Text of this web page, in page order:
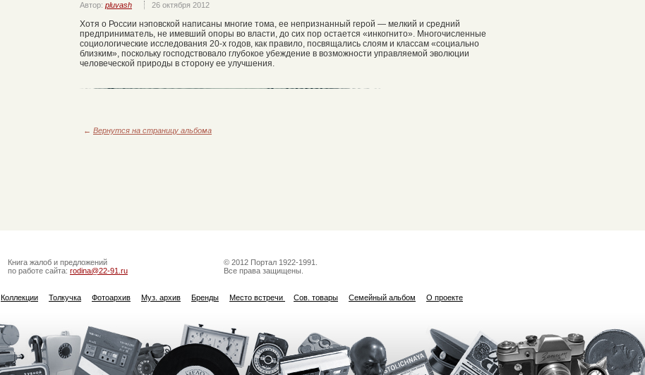
Автор: pluvash 26 октября 2012
Хотя о России нэповской написаны многие тома, ее непризнанный герой — мелкий и средний
предприниматель, не имевший опоры во власти, до сих пор остается «инкогнито». Многочисленные
социологические исследования 20-х годов, как правило, посвящались слоям и классам «социально
близким», поскольку господствовало глубокое убеждение в возможности управляемой эволюции
человеческой природы в сторону ее улучшения.
← Вернутся на страницу альбома
Книга жалоб и предложений
по работе сайта: rodina@22-91.ru
© 2012 Портал 1922-1991.
Все права защищены.
Коллекции Толкучка Фотоархив Муз. архив Бренды Место встречи Сов. товары Семейный альбом О проекте